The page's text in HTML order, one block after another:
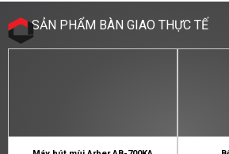
SẢN PHẨM BÀN GIAO THỰC TẾ